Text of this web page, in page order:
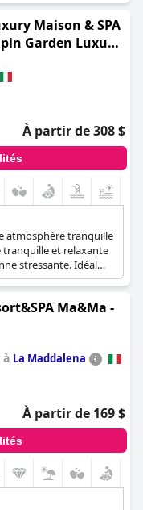
clients ont fait
domaine du spa, ce
le centre de l'Italie.
Adults Onlyest une
qui recherchent
Maison & SPA
Garden Luxury
Retreat)
À partir de 308 $
atmosphère tranquille
tranquille et relaxante
stressante. Idéal
remplies de
dispose d'installations
spectaculaires sur les
adulte. Les
pas être accueillis à
Ma&Ma -
à La Maddalena
À partir de 169 $